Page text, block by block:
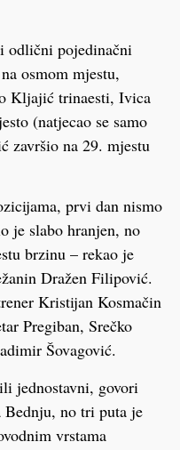
odlični pojedinačni
osmom mjestu,
Kljajić trinaesti, Ivica
(natjecao se samo
završio na 29. mjestu
prvi dan nismo
je slabo hranjen, no
brzinu – rekao je
Dražen Filipović.
Kristijan Kosmačin
Pregiban, Srečko
Šovagović.
jednostavni, govori
Bednju, no tri puta je
vrstama